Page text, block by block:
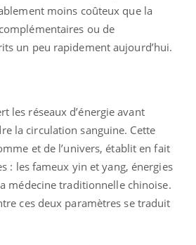
moins coûteux que la
ou de
un peu rapidement aujourd’hui.
les réseaux d’énergie avant
la circulation sanguine. Cette
et de l’univers, établit en fait
: les fameux yin et yang, énergies
médecine traditionnelle chinoise.
ces deux paramètres se traduit